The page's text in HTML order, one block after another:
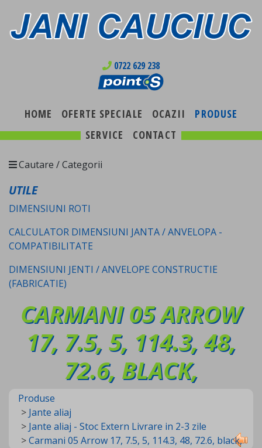
0722 629 238
HOME OFERTE SPECIALE OCAZII
PRODUSE
SERVICE
CONTACT
Cautare / Categorii
UTILE
DIMENSIUNI ROTI
CALCULATOR DIMENSIUNI JANTA / ANVELOPA -
COMPATIBILITATE
DIMENSIUNI JENTI / ANVELOPE CONSTRUCTIE
(FABRICATIE)
CARMANI 05 ARROW
17, 7.5, 5, 114.3, 48,
72.6, BLACK,
Produse
> Jante aliaj
> Jante aliaj - Stoc Extern Livrare in 2-3 zile
>Carmani 05 Arrow 17, 7.5, 5, 114.3, 48, 72.6, black,